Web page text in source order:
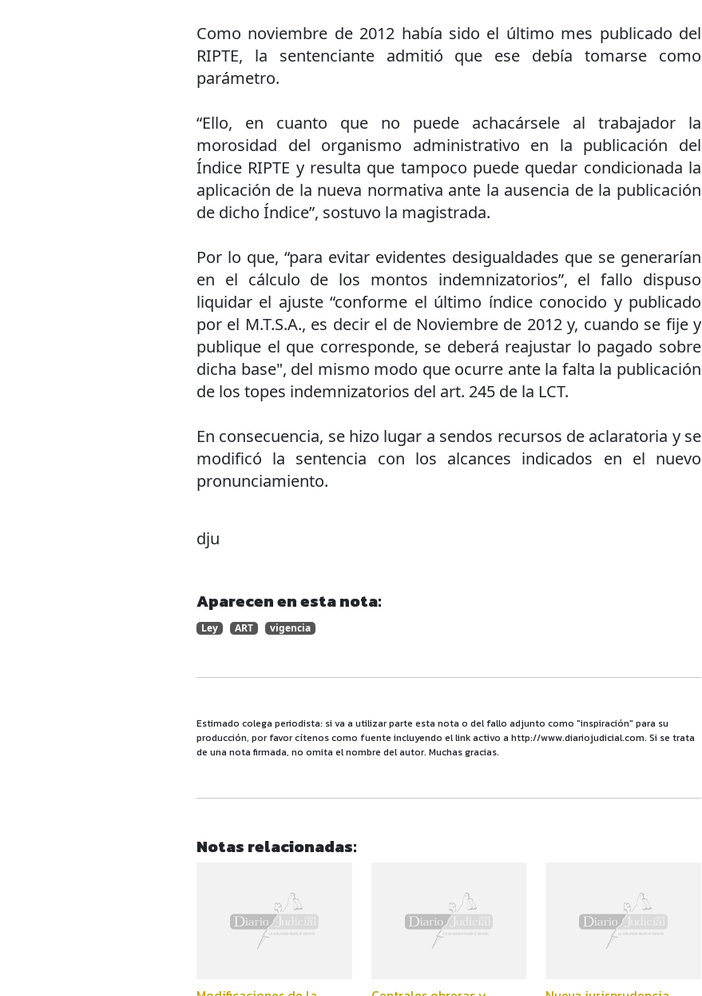
Como noviembre de 2012 había sido el último mes publicado del
RIPTE, la sentenciante admitió que ese debía tomarse como
parámetro.
“Ello, en cuanto que no puede achacársele al trabajador la
morosidad del organismo administrativo en la publicación del
Índice RIPTE y resulta que tampoco puede quedar condicionada la
aplicación de la nueva normativa ante la ausencia de la publicación
de dicho Índice”, sostuvo la magistrada.
Por lo que, “para evitar evidentes desigualdades que se generarían
en el cálculo de los montos indemnizatorios”, el fallo dispuso
liquidar el ajuste “conforme el último índice conocido y publicado
por el M.T.S.A., es decir el de Noviembre de 2012 y, cuando se fije y
publique el que corresponde, se deberá reajustar lo pagado sobre
dicha base", del mismo modo que ocurre ante la falta la publicación
de los topes indemnizatorios del art. 245 de la LCT.
En consecuencia, se hizo lugar a sendos recursos de aclaratoria y se
modificó la sentencia con los alcances indicados en el nuevo
pronunciamiento.
dju
Aparecen en esta nota:
Ley ART vigencia
Estimado colega periodista: si va a utilizar parte esta nota o del fallo adjunto como "inspiración" para su
producción, por favor cítenos como fuente incluyendo el link activo a http://www.diariojudicial.com. Si se trata
de una nota firmada, no omita el nombre del autor. Muchas gracias.
Notas relacionadas: